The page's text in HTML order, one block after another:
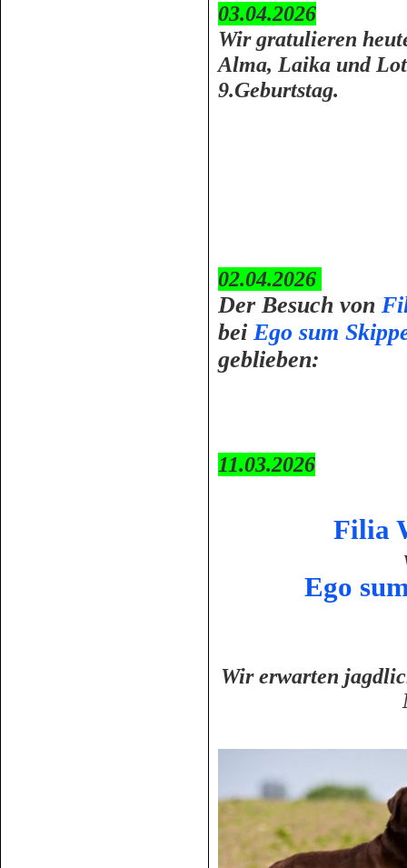
03.04.2026
Wir gratulieren
Alma, Laika und
9.Geburtstag.
02.04.2026
Der Besuch von
beiEgo sum
geblieben:
11.03.2026
Filia
Ego
Wir erwarten